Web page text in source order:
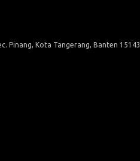
Pinang, Kota Tangerang, Banten 15143